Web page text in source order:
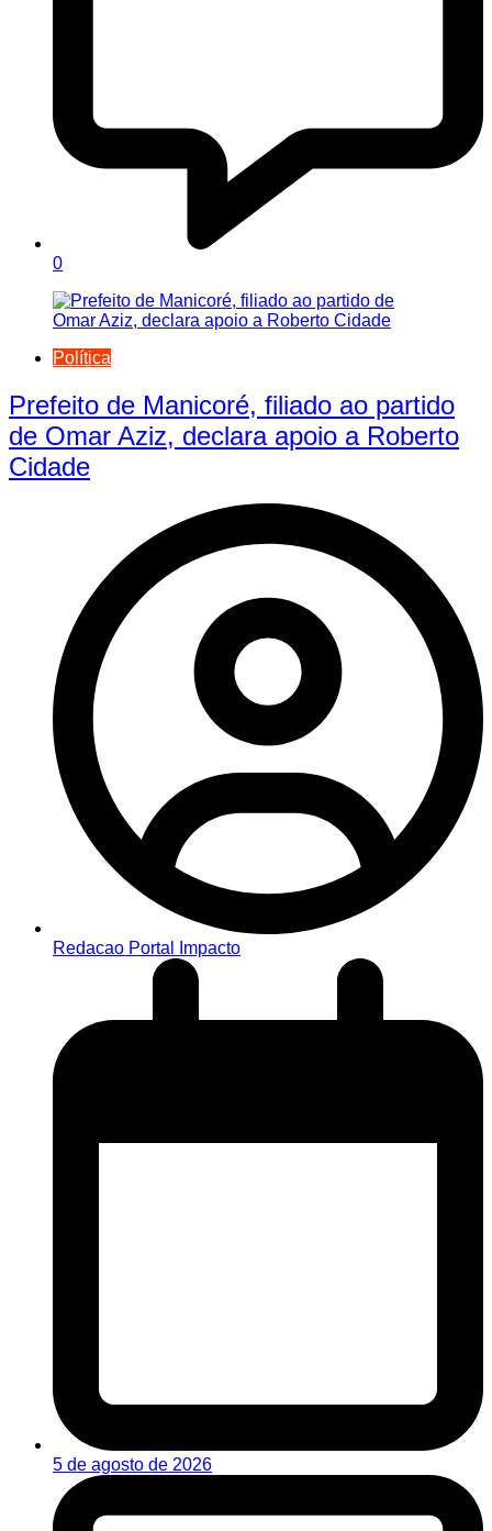
0
Política
Prefeito de Manicoré, filiado ao partido
de Omar Aziz, declara apoio a Roberto
Cidade
Redacao Portal Impacto
5 de agosto de 2026